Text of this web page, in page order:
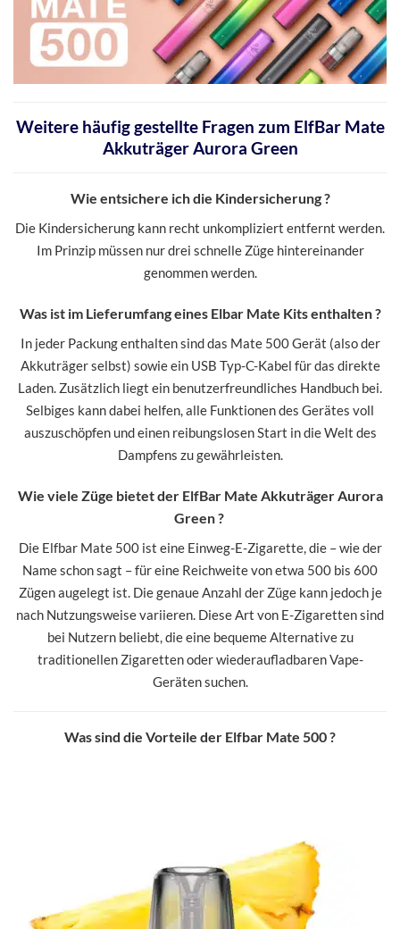
Weitere häufig gestellte Fragen zum ElfBar Mate
Akkuträger Aurora Green
Wie entsichere ich die Kindersicherung ?
Die Kindersicherung kann recht unkompliziert entfernt werden.
Im Prinzip müssen nur drei schnelle Züge hintereinander
genommen werden.
Was ist im Lieferumfang eines Elbar Mate Kits enthalten ?
In jeder Packung enthalten sind das Mate 500 Gerät (also der
Akkuträger selbst) sowie ein USB Typ-C-Kabel für das direkte
Laden. Zusätzlich liegt ein benutzerfreundliches Handbuch bei.
Selbiges kann dabei helfen, alle Funktionen des Gerätes voll
auszuschöpfen und einen reibungslosen Start in die Welt des
Dampfens zu gewährleisten.
Wie viele Züge bietet der ElfBar Mate Akkuträger Aurora
Green ?
Die Elfbar Mate 500 ist eine Einweg-E-Zigarette, die – wie der
Name schon sagt – für eine Reichweite von etwa 500 bis 600
Zügen augelegt ist. Die genaue Anzahl der Züge kann jedoch je
nach Nutzungsweise variieren. Diese Art von E-Zigaretten sind
bei Nutzern beliebt, die eine bequeme Alternative zu
traditionellen Zigaretten oder wiederaufladbaren Vape-
Geräten suchen.
Was sind die Vorteile der Elfbar Mate 500 ?